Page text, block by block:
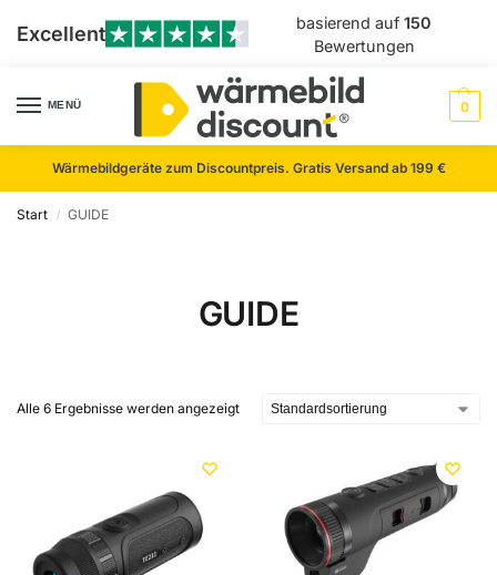
Excellent basierend auf150
Bewertungen
MENÜ 0
Wärmebildgeräte zum Discountpreis. Gratis Versand ab 199 €
Start / GUIDE
GUIDE
Alle 6 Ergebnisse werden angezeigt